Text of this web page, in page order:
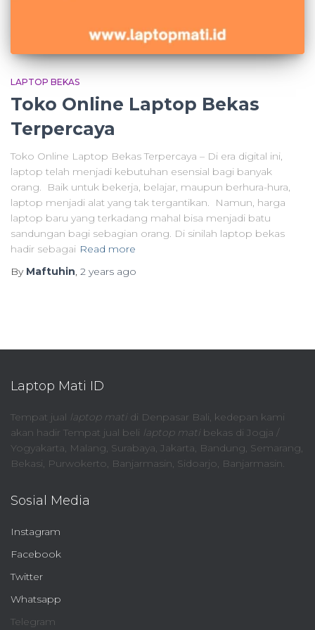
LAPTOP BEKAS
Toko Online Laptop Bekas
Terpercaya
Toko Online Laptop Bekas Terpercaya – Di era digital ini,
laptop telah menjadi kebutuhan esensial bagi banyak
orang. Baik untuk bekerja, belajar, maupun berhura-hura,
laptop menjadi alat yang tak tergantikan. Namun, harga
laptop baru yang terkadang mahal bisa menjadi batu
sandungan bagi sebagian orang. Di sinilah laptop bekas
hadir sebagai Read more
By Maftuhin, 2 years ago
Laptop Mati ID
Tempat jual laptop matidi Denpasar Bali, kedepan kami
akan hadir Tempat jual beli laptop matibekas di Jogja /
Yogyakarta, Malang, Surabaya, Jakarta, Bandung, Semarang,
Bekasi, Purwokerto, Banjarmasin, Sidoarjo, Banjarmasin.
Sosial Media
Instagram
Facebook
Twitter
Whatsapp
Telegram